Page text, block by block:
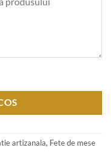
artizanala, Fete de mese